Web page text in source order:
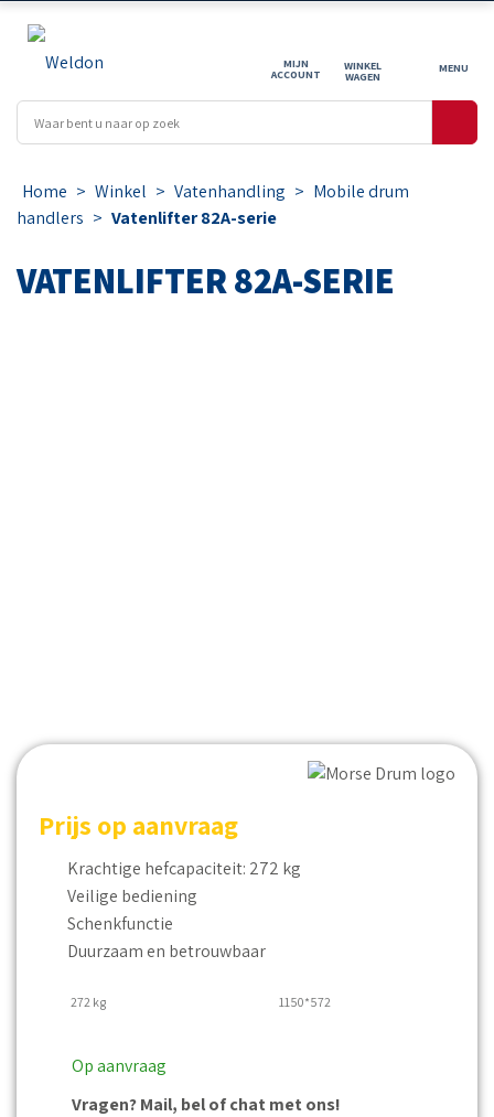
MIJN
ACCOUNT
WINKEL
WAGEN
Home > Winkel > Vatenhandling > Mobile drum
handlers > Vatenlifter 82A-serie
VATENLIFTER 82A-SERIE
Prijs op aanvraag
272 kg 1150*572
Op aanvraag
Vragen? Mail, bel of chat met ons!
Krachtige hefcapaciteit: 272 kg
Veilige bediening
Schenkfunctie
Duurzaam en betrouwbaar